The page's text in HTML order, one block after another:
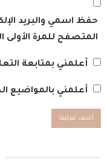
حفظ اسمي والبريد
المتصفح للمرة الأولى
أعلمني بمتابعة
أعلمني بالمواضيع